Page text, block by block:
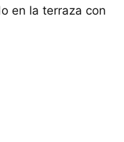
en la terraza con